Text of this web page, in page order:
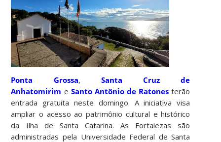
Ponta Grossa, Santa Cruz de
Anhatomirim e Santo Antônio de Ratones terão
entrada gratuita neste domingo. A iniciativa visa
ampliar o acesso ao patrimônio cultural e histórico
da Ilha de Santa Catarina. As Fortalezas são
administradas pela Universidade Federal de Santa